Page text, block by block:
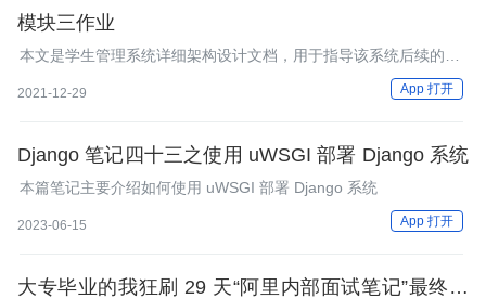
模块三作业
本文是学生管理系统详细架构设计文档，用于指导该系统后续的开
2021-12-29 App 打开
Django 笔记四十三之使用 uWSGI 部署 Django 系统
本篇笔记主要介绍如何使用 uWSGI 部署 Django 系统
2023-06-15 App 打开
大专毕业的我狂刷 29 天“阿里内部面试笔记”最终直